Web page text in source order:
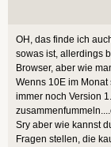
OH, das finde ich
sowas ist, allerdings
Browser, aber wie
Wenns 10E im
immer noch Version
Sry aber wie kannst
Fragen stellen, die